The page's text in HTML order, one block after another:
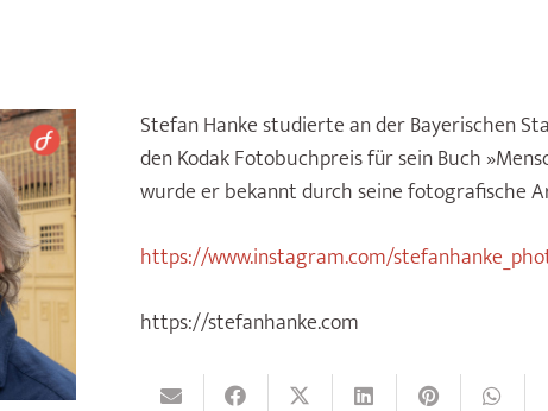
Stefan Hanke studierte an der Bayerischen
den Kodak Fotobuchpreis für sein Buch
wurde er bekannt durch seine fotografische
https://www.instagram.com/
https://stefanhanke.com